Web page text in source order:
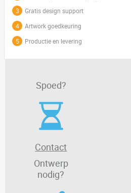
3
Gratis design support
4
Artwork goedkeuring
5
Productie en levering
Spoed?
Contact
Ontwerp
nodig?